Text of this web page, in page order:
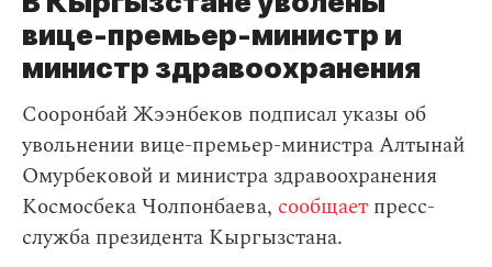
вице-премьер-министр и
министр здравоохранения
Сооронбай Жээнбеков подписал указы об
увольнении вице-премьер-министра Алтынай
Омурбековой и министра здравоохранения
Космосбека Чолпонбаева, сообщает пресс-
служба президента Кыргызстана.